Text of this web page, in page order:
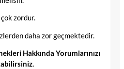
zordur.
daha zor geçmektedir.
Hakkında Yorumlarınızı